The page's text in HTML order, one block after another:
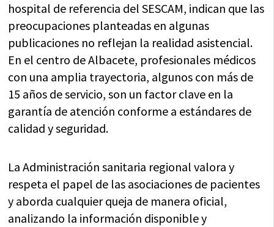
hospital de referencia del SESCAM, indican que las
preocupaciones planteadas en algunas
publicaciones no reflejan la realidad asistencial.
En el centro de Albacete, profesionales médicos
con una amplia trayectoria, algunos con más de
15 años de servicio, son un factor clave en la
garantía de atención conforme a estándares de
calidad y seguridad.
La Administración sanitaria regional valora y
respeta el papel de las asociaciones de pacientes
y aborda cualquier queja de manera oficial,
analizando la información disponible y